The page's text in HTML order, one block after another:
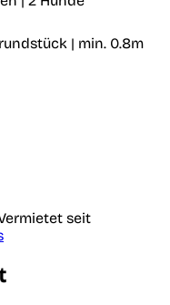
| min. 0.8m
seit